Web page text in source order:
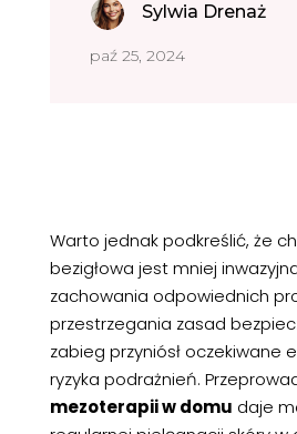
Sylwia Drenaż
paź 25, 2024
Warto jednak podkreślić, że
bezigłowa jest mniej
zachowania odpowiednich
przestrzegania zasad
zabieg przyniósł oczekiwane
ryzyka podrażnień.
mezoterapii w domu daje